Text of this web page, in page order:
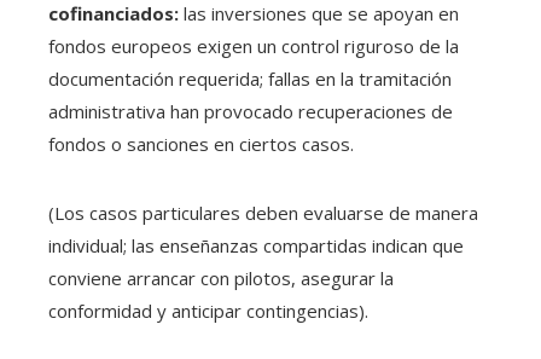
cofinanciados: las inversiones que se apoyan en
fondos europeos exigen un control riguroso de la
documentación requerida; fallas en la tramitación
administrativa han provocado recuperaciones de
fondos o sanciones en ciertos casos.
(Los casos particulares deben evaluarse de manera
individual; las enseñanzas compartidas indican que
conviene arrancar con pilotos, asegurar la
conformidad y anticipar contingencias).